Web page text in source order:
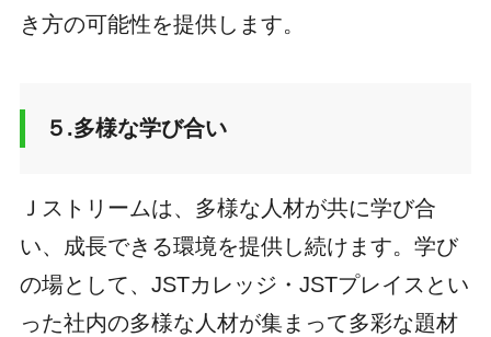
き方の可能性を提供します。
５.多様な学び合い
Ｊストリームは、多様な人材が共に学び合
い、成長できる環境を提供し続けます。学び
の場として、JSTカレッジ・JSTプレイスとい
った社内の多様な人材が集まって多彩な題材